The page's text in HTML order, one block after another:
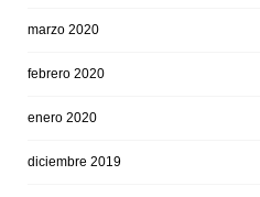
marzo 2020
febrero 2020
enero 2020
diciembre 2019